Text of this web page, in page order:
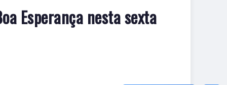
Esperança nesta sexta